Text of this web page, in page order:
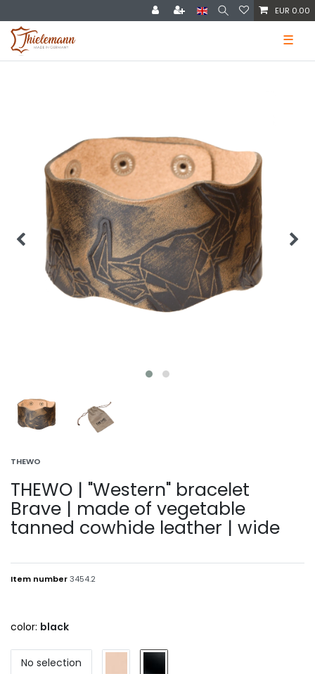
EUR 0.00
☰
THEWO
THEWO | "Western" bracelet
Brave | made of vegetable
tanned cowhide leather | wide
Item number3454.2
color: black
No selection